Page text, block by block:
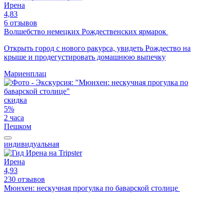
Ирена
4,83
6 отзывов
Волшебство немецких Рождественских ярмарок
Открыть город с нового ракурса, увидеть Рождество на
крыше и продегустировать домашнюю выпечку
Мариенплац
скидка
5%
2 часа
Пешком
индивидуальная
Ирена
4,93
230 отзывов
Мюнхен: нескучная прогулка по баварской столице